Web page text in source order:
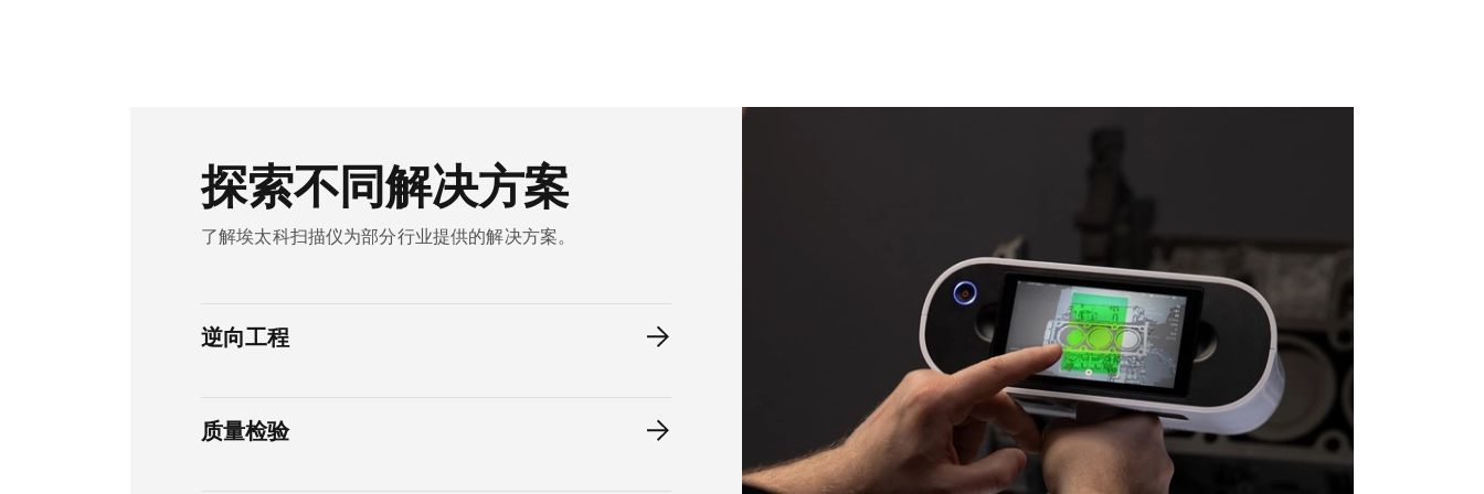
探索不同解决方案
了解埃太科扫描仪为部分行业提供的解决方案。
逆向工程
质量检验